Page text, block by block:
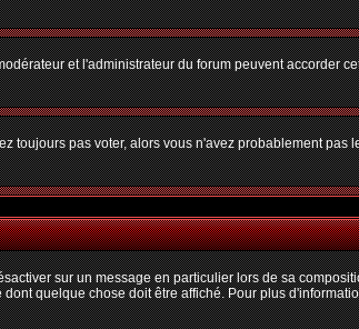
et l'administrateur du forum peuvent accorder
toujours pas voter, alors vous n'avez probablement pas
sur un message en particulier lors de sa
quelque chose doit être affiché. Pour plus